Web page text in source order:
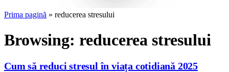
Prima pagină » reducerea stresului
Browsing: reducerea stresului
Cum să reduci stresul în viața cotidiană 2025